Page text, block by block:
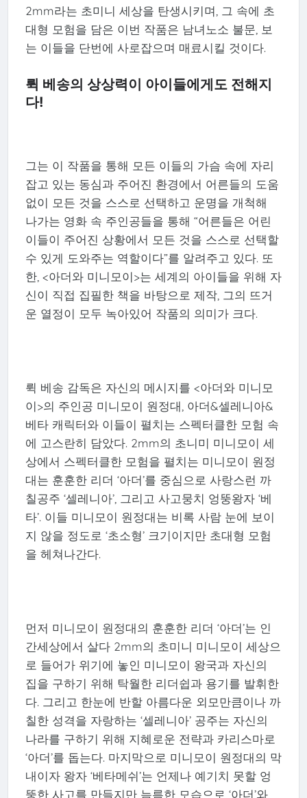
2mm라는 초미니 세상을 탄생시키며, 그 속에 초
대형 모험을 담은 이번 작품은 남녀노소 불문, 보
는 이들을 단번에 사로잡으며 매료시킬 것이다.
뤽 베송의 상상력이 아이들에게도 전해지
다!
그는 이 작품을 통해 모든 이들의 가슴 속에 자리
잡고 있는 동심과 주어진 환경에서 어른들의 도움
없이 모든 것을 스스로 선택하고 운명을 개척해
나가는 영화 속 주인공들을 통해 “어른들은 어린
이들이 주어진 상황에서 모든 것을 스스로 선택할
수 있게 도와주는 역할이다”를 알려주고 있다. 또
한, <아더와 미니모이>는 세계의 아이들을 위해 자
신이 직접 집필한 책을 바탕으로 제작, 그의 뜨거
운 열정이 모두 녹아있어 작품의 의미가 크다.
뤽 베송 감독은 자신의 메시지를 <아더와 미니모
이>의 주인공 미니모이 원정대, 아더&셀레니아&
베타 캐릭터와 이들이 펼치는 스펙터클한 모험 속
에 고스란히 담았다. 2mm의 초니미 미니모이 세
상에서 스펙터클한 모험을 펼치는 미니모이 원정
대는 훈훈한 리더 ‘아더’를 중심으로 사랑스런 까
칠공주 ‘셀레니아’, 그리고 사고뭉치 엉뚱왕자 ‘베
타’. 이들 미니모이 원정대는 비록 사람 눈에 보이
지 않을 정도로 ‘초소형’ 크기이지만 초대형 모험
을 헤쳐나간다.
먼저 미니모이 원정대의 훈훈한 리더 ‘아더’는 인
간세상에서 살다 2mm의 초미니 미니모이 세상으
로 들어가 위기에 놓인 미니모이 왕국과 자신의
집을 구하기 위해 탁월한 리더쉽과 용기를 발휘한
다. 그리고 한눈에 반할 아름다운 외모만큼이나 까
칠한 성격을 자랑하는 ‘셀레니아’ 공주는 자신의
나라를 구하기 위해 지혜로운 전략과 카리스마로
‘아더’를 돕는다. 마지막으로 미니모이 원정대의 막
내이자 왕자 ‘베타메쉬’는 언제나 예기치 못할 엉
뚱한 사고를 만들지만 늠름한 모습으로 ‘아더’와